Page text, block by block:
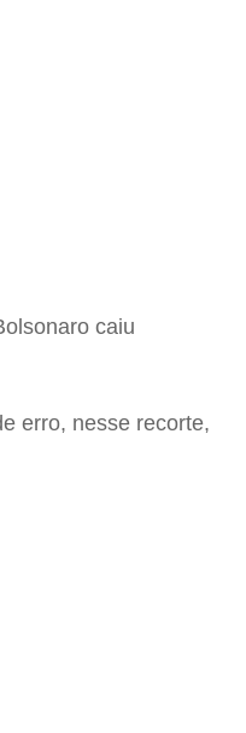
caiu
erro, nesse recorte,